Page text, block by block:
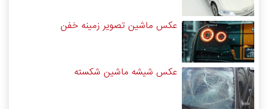
عکس ماشین تصویر زمینه خفن
عکس شیشه ماشین شکسته